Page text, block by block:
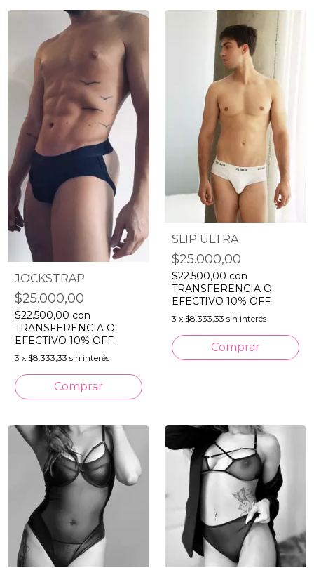
JOCKSTRAP
$25.000,00
$22.500,00 con
TRANSFERENCIA O
EFECTIVO 10% OFF
3 x $8.333,33 sin interés
Comprar
SLIP ULTRA
$25.000,00
$22.500,00 con
TRANSFERENCIA O
EFECTIVO 10% OFF
3 x $8.333,33 sin interés